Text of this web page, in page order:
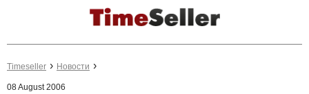
Timeseller Новости
08 August 2006